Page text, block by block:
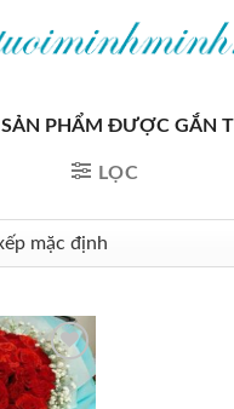
SẢN PHẨM ĐƯỢC GẮN
LỌC
Add to
wishlist